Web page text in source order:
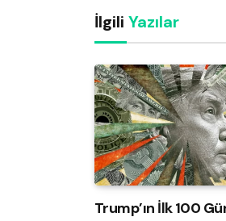
İlgili Yazılar
Trump’ın İlk 100